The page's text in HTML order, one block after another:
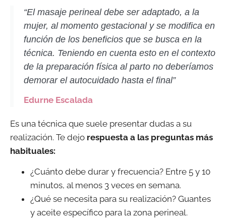
“El masaje perineal debe ser adaptado, a la
mujer, al momento gestacional y se modifica en
función de los beneficios que se busca en la
técnica. Teniendo en cuenta esto en el contexto
de la preparación física al parto no deberíamos
demorar el autocuidado hasta el final”
Edurne Escalada
Es una técnica que suele presentar dudas a su
realización. Te dejo respuesta a las preguntas más
habituales:
¿Cuánto debe durar y frecuencia? Entre 5 y 10
minutos, al menos 3 veces en semana.
¿Qué se necesita para su realización? Guantes
y aceite específico para la zona perineal.